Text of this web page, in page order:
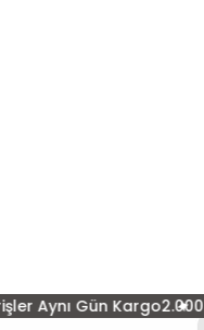
2.000 TL ve Üzeri